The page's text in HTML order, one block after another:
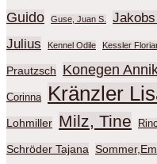
Guido
Guse, Juan S.
Julius
Kennel Odile Kessler
Prautzsch Konegen
Corinna Kränzler
Lohmiller Milz, Tine
Schröder Tajana